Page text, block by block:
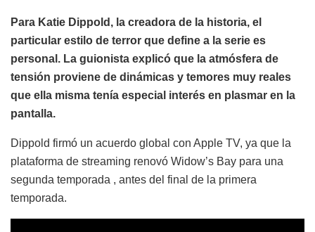
Para Katie Dippold, la creadora de la historia, el
particular estilo de terror que define a la serie es
personal. La guionista explicó que la atmósfera de
tensión proviene de dinámicas y temores muy reales
que ella misma tenía especial interés en plasmar en la
pantalla.
Dippold firmó un acuerdo global con Apple TV, ya que la
plataforma de streaming renovó Widow’s Bay para una
segunda temporada , antes del final de la primera
temporada.